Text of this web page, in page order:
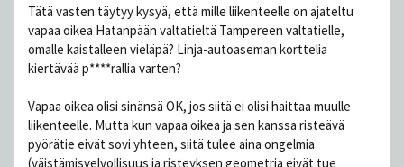
Tätä vasten täytyy kysyä, että mille liikenteelle on ajateltu
vapaa oikea Hatanpään valtatieltä Tampereen valtatielle,
omalle kaistalleen vieläpä? Linja-autoaseman korttelia
kiertävää p****rallia varten?
Vapaa oikea olisi sinänsä OK, jos siitä ei olisi haittaa muulle
liikenteelle. Mutta kun vapaa oikea ja sen kanssa risteävä
pyörätie eivät sovi yhteen, siitä tulee aina ongelmia
(väistämisvelvollisuus ja risteyksen geometria eivät tue